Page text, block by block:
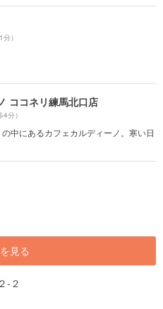
分）
ココネリ練馬北口店
4分）
中にあるカフェカルディーノ。寒い日
見る
-２